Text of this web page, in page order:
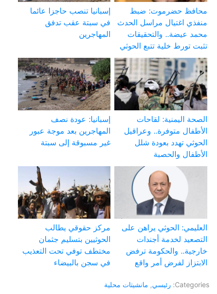
محافظ حضرموت: ضبط
منفذي اغتيال مراسل الحدث
محمد عيضة.. والتحقيقات
تثبت تورط خلية تتبع الحوثي
إسبانيا تنصب حاجزا عائما
في سبتة عقب تدفق
المهاجرين
الصحة اليمنية: لقاحات
الأطفال متوفرة.. وعراقيل
الحوثي تهدد بعودة شلل
الأطفال والحصبة
إسبانيا: عودة نصف
المهاجرين بعد موجة عبور
غير مسبوقة إلى سبتة
العليمي: الحوثي يراهن على
التصعيد لخدمة أجندات
خارجية.. والحكومة ترفض
الابتزاز لفرض أمر واقع
مركز حقوقي يطالب
الحوثيين بتسليم جثمان
مختطف توفي تحت التعذيب
في سجن بالبيضاء
Categories: رئيسي, مانشيتات محلية